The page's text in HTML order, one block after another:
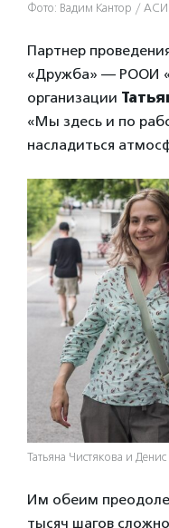
Фото: Вадим Кантор / АСИ
Партнер
«Дружба» — РООИ
организации
«Мы здесь и по
насладиться
Татьяна Чистякова и
Им обеим
тысяч шагов